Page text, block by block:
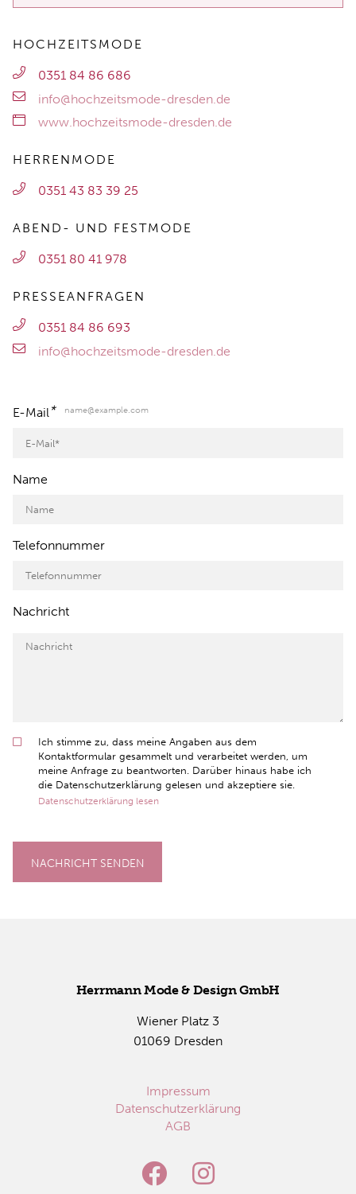
HOCHZEITSMODE
0351 84 86 686
info@hochzeitsmode-dresden.de
www.hochzeitsmode-dresden.de
HERRENMODE
0351 43 83 39 25
ABEND- UND FESTMODE
0351 80 41 978
PRESSEANFRAGEN
0351 84 86 693
info@hochzeitsmode-dresden.de
E-Mail* name@example.com
Name
Telefonnummer
Nachricht
Ich stimme zu, dass meine Angaben aus dem
Kontaktformular gesammelt und verarbeitet werden, um
meine Anfrage zu beantworten. Darüber hinaus habe ich
die Datenschutzerklärung gelesen und akzeptiere sie.
Datenschutzerklärung lesen
NACHRICHT SENDEN
Herr­mann Mode & De­sign GmbH
Wie­ner Platz 3
01069 Dres­den
Impressum
Datenschutzerklärung
AGB